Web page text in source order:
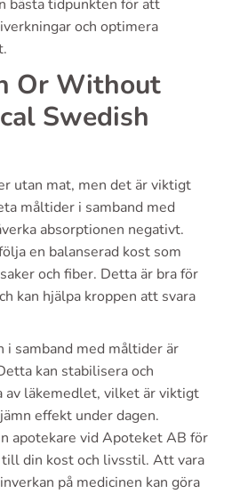
bästa tidpunkten för att
och optimera
Or Without
Swedish
utan mat, men det är viktigt
måltider i samband med
absorptionen negativt.
en balanserad kost som
och fiber. Detta är bra för
kan hjälpa kroppen att svara
samband med måltider är
kan stabilisera och
av läkemedlet, vilket är viktigt
effekt under dagen.
apotekare vid Apoteket AB för
till din kost och livsstil. Att vara
på medicinen kan göra